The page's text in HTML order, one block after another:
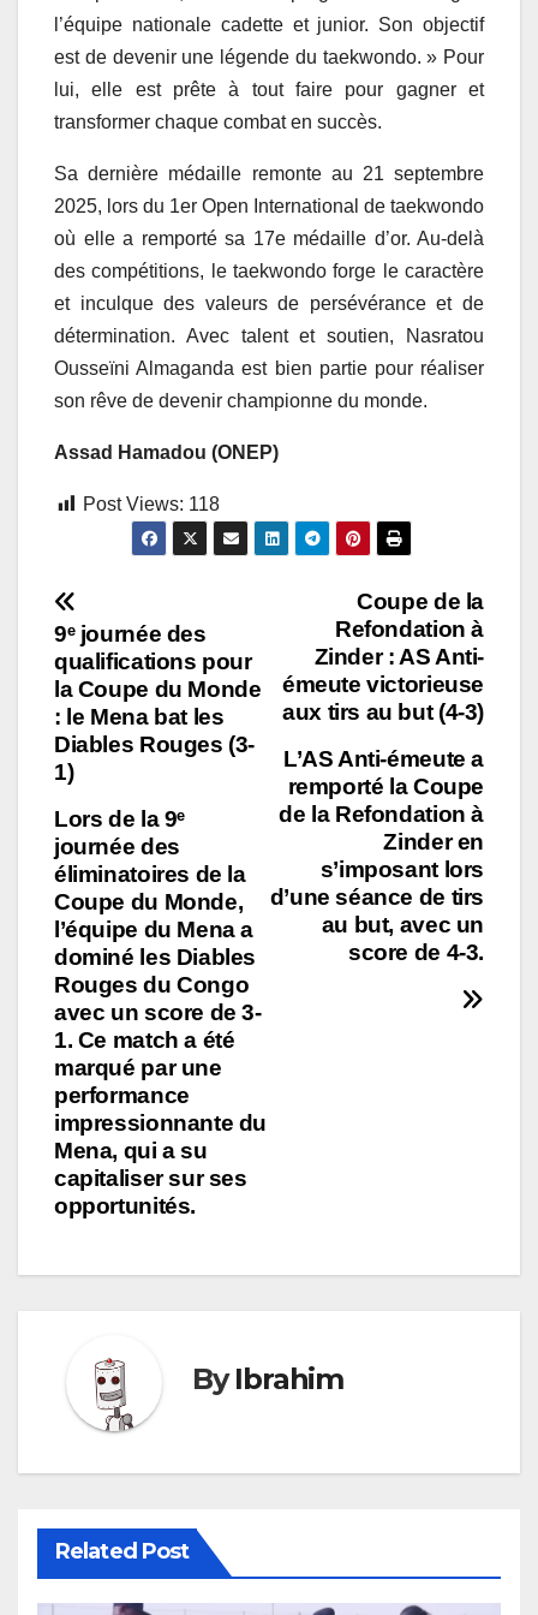
l’équipe nationale cadette et junior. Son objectif
est de devenir une légende du taekwondo. » Pour
lui, elle est prête à tout faire pour gagner et
transformer chaque combat en succès.
Sa dernière médaille remonte au 21 septembre
2025, lors du 1er Open International de taekwondo
où elle a remporté sa 17e médaille d’or. Au-delà
des compétitions, le taekwondo forge le caractère
et inculque des valeurs de persévérance et de
détermination. Avec talent et soutien, Nasratou
Ousseïni Almaganda est bien partie pour réaliser
son rêve de devenir championne du monde.
Assad Hamadou (ONEP)
Post Views: 118
Navigation
de
l’article
Coupe de la
Refondation à
Zinder : AS Anti-
émeute victorieuse
aux tirs au but (4-3)
L’AS Anti-émeute a
remporté la Coupe
de la Refondation à
Zinder en
s’imposant lors
d’une séance de tirs
au but, avec un
score de 4-3.
9ᵉ journée des
qualifications pour
la Coupe du Monde
: le Mena bat les
Diables Rouges (3-
1)
Lors de la 9ᵉ
journée des
éliminatoires de la
Coupe du Monde,
l’équipe du Mena a
dominé les Diables
Rouges du Congo
avec un score de 3-
1. Ce match a été
marqué par une
performance
impressionnante du
Mena, qui a su
capitaliser sur ses
opportunités.
ByIbrahim
Related Post